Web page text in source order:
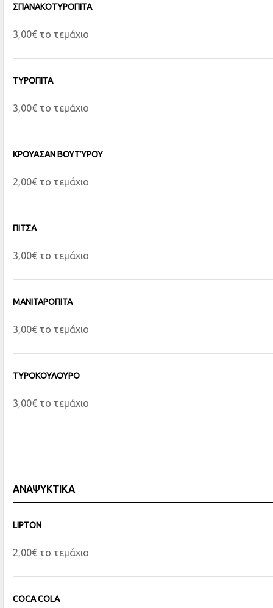
ΣΠΑΝΑΚΟΤΥΡΟΠΙΤΑ
3,00€ το τεμάχιο
ΤΥΡΟΠΙΤΑ
3,00€ το τεμάχιο
ΚΡΟΥΑΣΑΝ ΒΟΥΤΎΡΟΥ
2,00€ το τεμάχιο
ΠΙΤΣΑ
3,00€ το τεμάχιο
ΜΑΝΙΤΑΡΟΠΙΤΑ
3,00€ το τεμάχιο
ΤΥΡΟΚΟΥΛΟΥΡΟ
3,00€ το τεμάχιο
ΑΝΑΨΥΚΤΙΚΑ
LIPTON
2,00€ το τεμάχιο
COCA COLA